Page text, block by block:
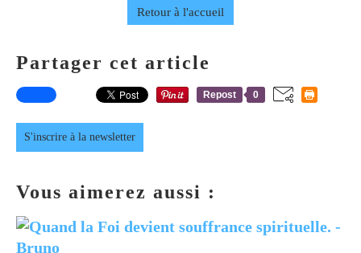
Retour à l'accueil
Partager cet article
Repost 0
S'inscrire à la newsletter
Vous aimerez aussi :